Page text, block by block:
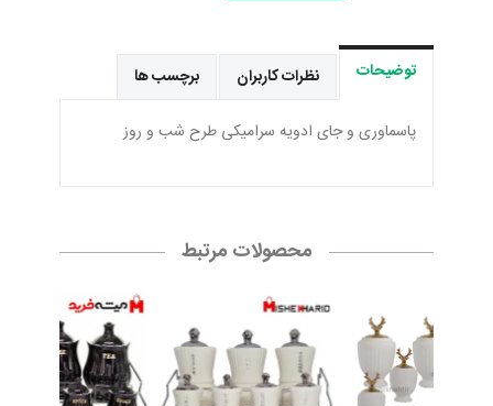
توضیحات نظرات کاربران برچسب ها
پاسماوری و جای ادویه سرامیکی طرح شب و روز
محصولات مرتبط